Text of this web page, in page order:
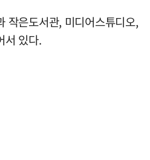
작은도서관, 미디어스튜디오,
서 있다.